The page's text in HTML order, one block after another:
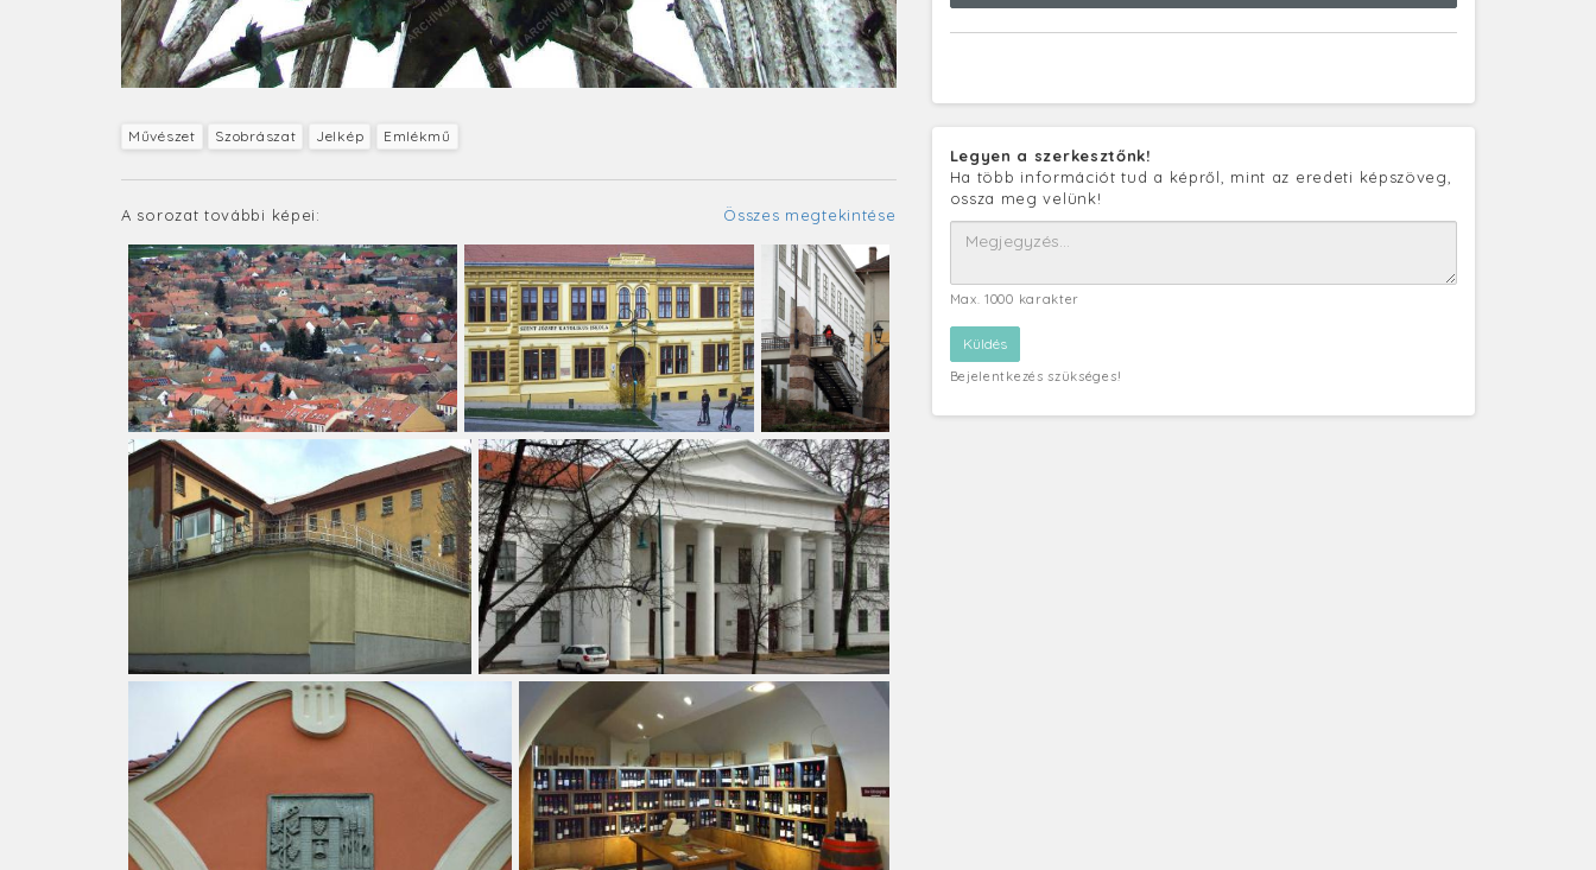
Művészet Szobrászat Jelkép Emlékmű
A sorozat további képei: Összes megtekintése
Legyen a szerkesztőnk!
Ha több információt tud a képről, mint az eredeti képszöveg,
ossza meg velünk!
Max. 1000 karakter
Bejelentkezés szükséges!